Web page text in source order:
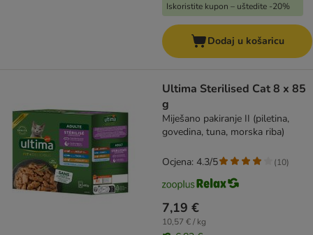
Iskoristite kupon – uštedite -20%
Dodaj u košaricu
Ultima Sterilised Cat 8 x 85
g
Miješano pakiranje II (piletina,
govedina, tuna, morska riba)
7,19 €
10,57 € / kg
Ocjena: 4.3/5 (10)